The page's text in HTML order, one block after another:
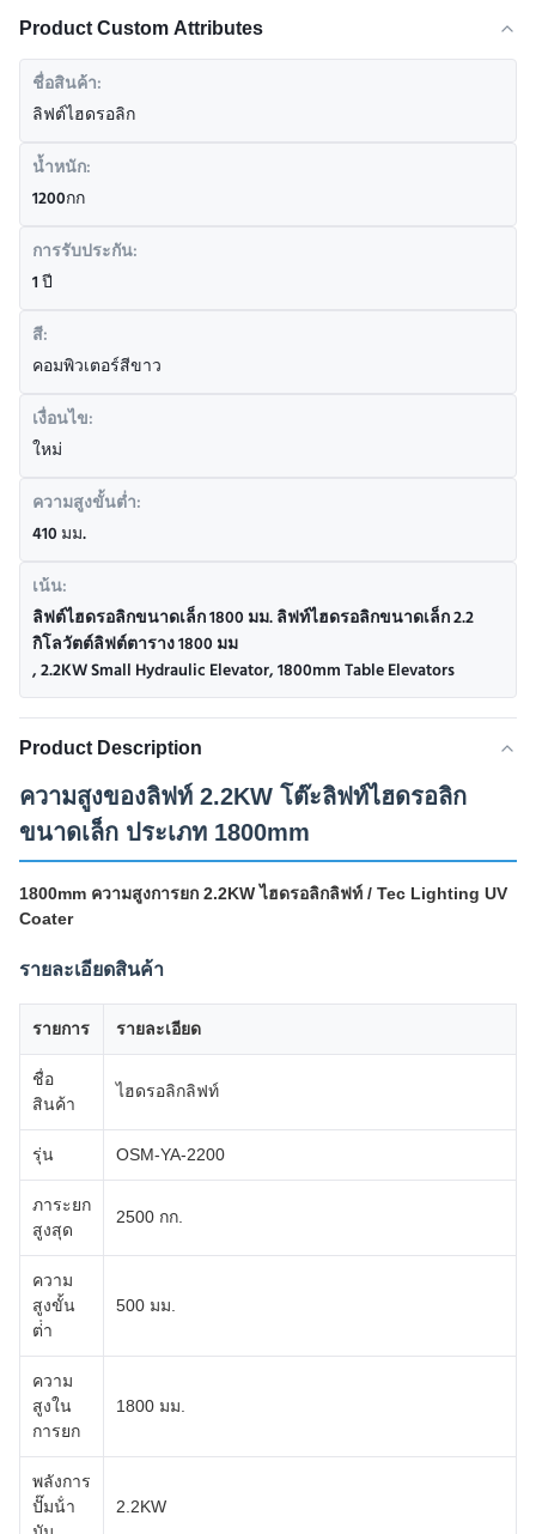
Product Custom Attributes
ชื่อสินค้า:
ลิฟต์ไฮดรอลิก
น้ำหนัก:
1200กก
การรับประกัน:
1 ปี
สี:
คอมพิวเตอร์สีขาว
เงื่อนไข:
ใหม่
ความสูงขั้นต่ำ:
410 มม.
เน้น:
ลิฟต์ไฮดรอลิกขนาดเล็ก 1800 มม. ลิฟท์ไฮดรอลิกขนาดเล็ก 2.2
กิโลวัตต์ลิฟต์ตาราง 1800 มม
,2.2KW Small Hydraulic Elevator,1800mm Table Elevators
Product Description
ความสูงของลิฟท์ 2.2KW โต๊ะลิฟท์ไฮดรอลิก
ขนาดเล็ก ประเภท 1800mm
1800mm ความสูงการยก 2.2KW ไฮดรอลิกลิฟท์ / Tec Lighting UV
Coater
รายละเอียดสินค้า
รายการ รายละเอียด
ชื่อ
สินค้า
ไฮดรอลิกลิฟท์
รุ่น OSM-YA-2200
ภาระยก
สูงสุด
2500 กก.
ความ
สูงขั้น
ต่ํา
500 มม.
ความ
สูงใน
การยก
1800 มม.
พลังการ
ปั๊มน้ํา
2.2KW